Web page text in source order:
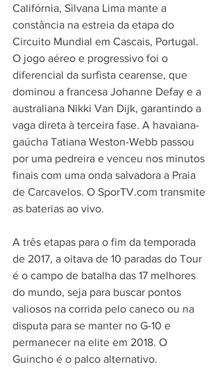
Califórnia, Silvana Lima mante a
constância na estreia da etapa do
Circuito Mundial em Cascais, Portugal.
O jogo aéreo e progressivo foi o
diferencial da surfista cearense, que
dominou a francesa Johanne Defay e a
australiana Nikki Van Dijk, garantindo a
vaga direta à terceira fase. A havaiana-
gaúcha Tatiana Weston-Webb passou
por uma pedreira e venceu nos minutos
finais com uma onda salvadora a Praia
de Carcavelos. O SporTV.com transmite
as baterias ao vivo.
A três etapas para o fim da temporada
de 2017, a oitava de 10 paradas do Tour
é o campo de batalha das 17 melhores
do mundo, seja para buscar pontos
valiosos na corrida pelo caneco ou na
disputa para se manter no G-10 e
permanecer na elite em 2018. O
Guincho é o palco alternativo.